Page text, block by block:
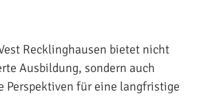
Recklinghausen bietet nicht
Ausbildung, sondern auch
Perspektiven für eine langfristige